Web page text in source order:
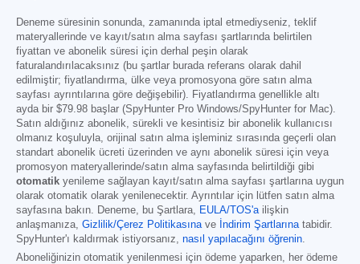
Deneme süresinin sonunda, zamanında iptal etmediyseniz, teklif
materyallerinde ve kayıt/satın alma sayfası şartlarında belirtilen
fiyattan ve abonelik süresi için derhal peşin olarak
faturalandırılacaksınız (bu şartlar burada referans olarak dahil
edilmiştir; fiyatlandırma, ülke veya promosyona göre satın alma
sayfası ayrıntılarına göre değişebilir). Fiyatlandırma genellikle altı
ayda bir $79.98 başlar (SpyHunter Pro Windows/SpyHunter for Mac).
Satın aldığınız abonelik, sürekli ve kesintisiz bir abonelik kullanıcısı
olmanız koşuluyla, orijinal satın alma işleminiz sırasında geçerli olan
standart abonelik ücreti üzerinden ve aynı abonelik süresi için veya
promosyon materyallerinde/satın alma sayfasında belirtildiği gibi
otomatik yenileme sağlayan kayıt/satın alma sayfası şartlarına uygun
olarak otomatik olarak yenilenecektir. Ayrıntılar için lütfen satın alma
sayfasına bakın. Deneme, bu Şartlara, EULA/TOS'ailişkin
anlaşmanıza, Gizlilik/Çerez Politikasınave İndirim Şartlarınatabidir.
SpyHunter'ı kaldırmak istiyorsanız, nasıl yapılacağını öğrenin.
Aboneliğinizin otomatik yenilenmesi için ödeme yaparken, her ödeme